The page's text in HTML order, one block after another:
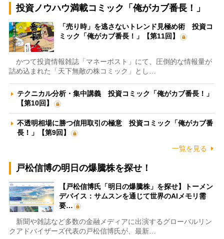
投資ノウハウ満載コミック「俺がカブ番長！」
「売り時」を逃さないトレンド見極め術 投資コ
ミック「俺がカブ番長！」【第11回】
かつて投資情報雑誌「マネーポスト」にて、圧倒的な情報量が
詰め込まれた「天下無敵の株コミック」とし…
テクニカル分析・集中講義 投資コミック「俺がカブ番長！」
【第10回】
不透明相場に勝つ信用取引の極意 投資コミック「俺がカブ番
長！」【第9回】
一覧を見る
戸松信博の明日の爆騰株を探せ！
【戸松信博氏「明日の爆騰株」を探せ】トーメン
デバイス：サムスンを通じて世界のAIメモリ需
要…
新聞や雑誌など多数の金融メディアに出演するグローバルリン
クアドバイザーズ代表の戸松信博氏が、最新…